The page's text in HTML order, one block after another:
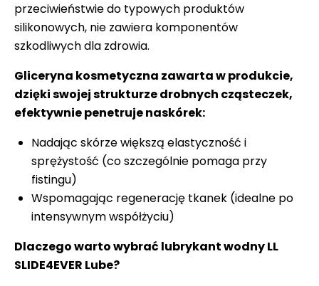
przeciwieństwie do typowych produktów
silikonowych, nie zawiera komponentów
szkodliwych dla zdrowia.
Gliceryna kosmetyczna zawarta w produkcie,
dzięki swojej strukturze drobnych cząsteczek,
efektywnie penetruje naskórek:
Nadając skórze większą elastyczność i
sprężystość (co szczególnie pomaga przy
fistingu)
Wspomagając regenerację tkanek (idealne po
intensywnym współżyciu)
Dlaczego warto wybrać lubrykant wodny LL
SLIDE4EVER Lube?